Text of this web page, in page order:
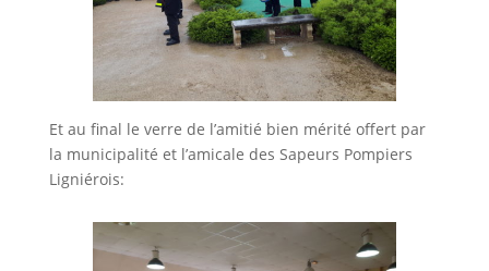
Et au final le verre de l’amitié bien mérité offert par
la municipalité et l’amicale des Sapeurs Pompiers
Ligniérois: